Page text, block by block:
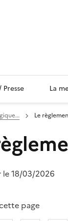
La
Le
le 18/03/2026
page